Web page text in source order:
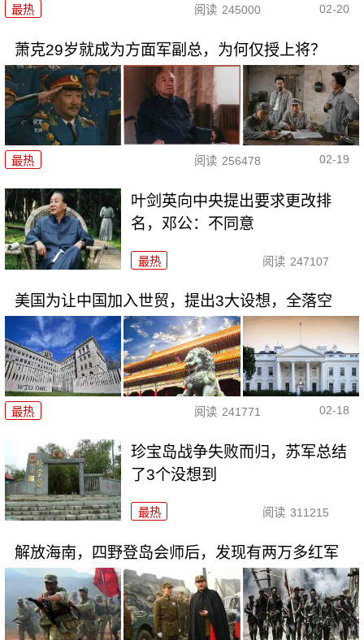
最热 阅读 245000 02-20
萧克29岁就成为方面军副总，为何仅授上将？
最热 阅读 256478 02-19
叶剑英向中央提出要求更改排
名，邓公：不同意
最热 阅读 247107
美国为让中国加入世贸，提出3大设想，全落空
最热 阅读 241771 02-18
珍宝岛战争失败而归，苏军总结
了3个没想到
最热 阅读 311215
解放海南，四野登岛会师后，发现有两万多红军